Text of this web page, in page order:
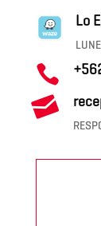
Lo

